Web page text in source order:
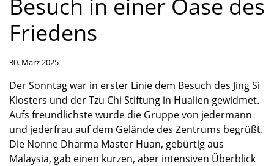
Besuch in einer Oase des
Friedens
30. März 2025
Der Sonntag war in erster Linie dem Besuch des Jing Si
Klosters und der Tzu Chi Stiftung in Hualien gewidmet.
Aufs freundlichste wurde die Gruppe von jedermann
und jederfrau auf dem Gelände des Zentrums begrüßt.
Die Nonne Dharma Master Huan, gebürtig aus
Malaysia, gab einen kurzen, aber intensiven Überblick